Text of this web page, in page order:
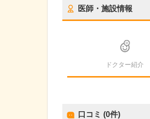
医師・施設情報
ドクター紹介
口コミ (0件)